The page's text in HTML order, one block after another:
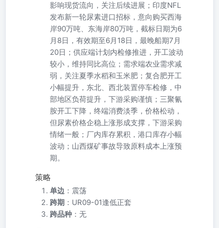
影响现货流向，关注后续进展；印度NFL
发布新一轮尿素进口招标，意向购买西海
岸90万吨、东海岸80万吨，截标日期为6
月8日，有效期至6月18日，最晚船期7月
20日；供应端计划内检修推进，开工波动
较小，维持同比高位；需求端农业需求减
弱，关注夏季水稻和玉米肥；复合肥开工
小幅提升，东北、西北装置停车检修，中
部地区负荷提升，下游采购谨慎；三聚氰
胺开工下降，终端消费淡季，价格松动，
但尿素价格企稳上涨形成支撑，下游采购
情绪一般；厂内库存累积，港口库存小幅
波动；山西煤矿事故导致原料成本上涨预
期。
策略
单边 ：震荡
跨期 ：UR09-01逢低正套
跨品种 ：无